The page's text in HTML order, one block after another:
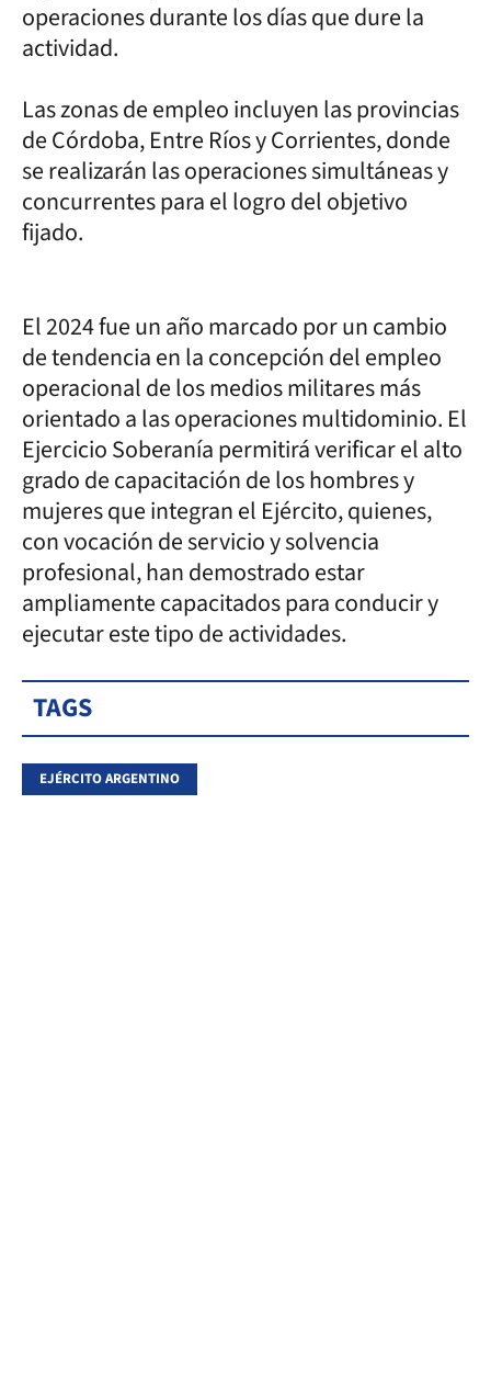
operaciones durante los días que dure la
actividad.
Las zonas de empleo incluyen las provincias
de Córdoba, Entre Ríos y Corrientes, donde
se realizarán las operaciones simultáneas y
concurrentes para el logro del objetivo
fijado.
El 2024 fue un año marcado por un cambio
de tendencia en la concepción del empleo
operacional de los medios militares más
orientado a las operaciones multidominio. El
Ejercicio Soberanía permitirá verificar el alto
grado de capacitación de los hombres y
mujeres que integran el Ejército, quienes,
con vocación de servicio y solvencia
profesional, han demostrado estar
ampliamente capacitados para conducir y
ejecutar este tipo de actividades.
TAGS
EJÉRCITO ARGENTINO